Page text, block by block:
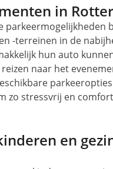
in
parkeermogelijkheden
-terreinen in de
hun auto
naar het
zo stressvrij en
en